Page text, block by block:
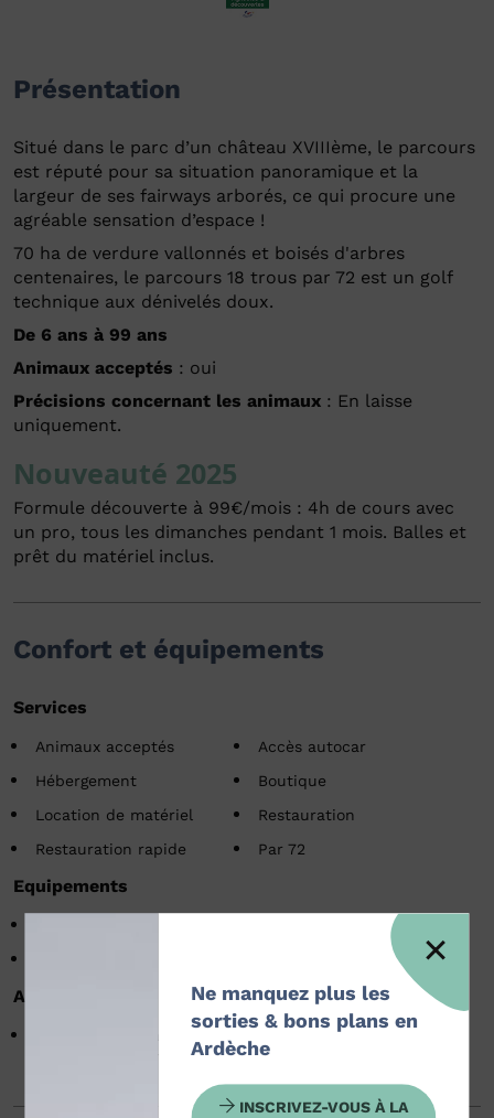
Présentation
Situé dans le parc d’un château XVIIIème, le parcours
est réputé pour sa situation panoramique et la
largeur de ses fairways arborés, ce qui procure une
agréable sensation d’espace !
70 ha de verdure vallonnés et boisés d'arbres
centenaires, le parcours 18 trous par 72 est un golf
technique aux dénivelés doux.
De 6 ans à 99 ans
Animaux acceptés : oui
Précisions concernant les animaux : En laisse
uniquement.
Nouveauté 2025
Formule découverte à 99€/mois : 4h de cours avec
un pro, tous les dimanches pendant 1 mois. Balles et
prêt du matériel inclus.
Confort et équipements
Services
Animaux acceptés
Accès autocar
Hébergement
Boutique
Location de matériel
Restauration
Restauration rapide
Par 72
Equipements
Accessibilité
roulant en autonomie
Ne manquez plus les
sorties & bons plans en
Ardèche
INSCRIVEZ-VOUS À LA